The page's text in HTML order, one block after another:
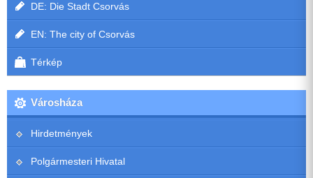
DE: Die Stadt Csorvás
EN: The city of Csorvás
Térkép
Városháza
Hirdetmények
Polgármesteri Hivatal